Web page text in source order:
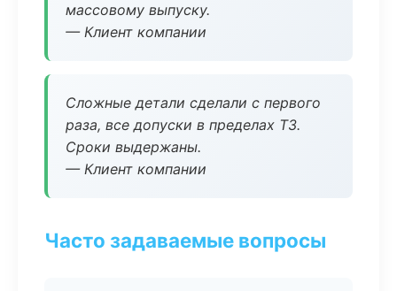
массовому выпуску.
— Клиент компании
Сложные детали сделали с первого
раза, все допуски в пределах ТЗ.
Сроки выдержаны.
— Клиент компании
Часто задаваемые вопросы